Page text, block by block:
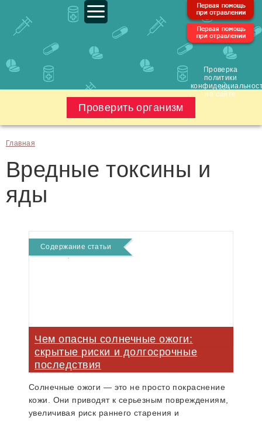
Проверка
политики
на сайте
Проверить организм
Главная
Вредные токсины и
яды
Содержание статьи
Чем опасны солнечные ожоги:
скрытые риски и долгосрочные
последствия
Солнечные ожоги — это не просто покраснение
кожи. Они приводят к серьезным повреждениям,
увеличивая риск раннего старения и